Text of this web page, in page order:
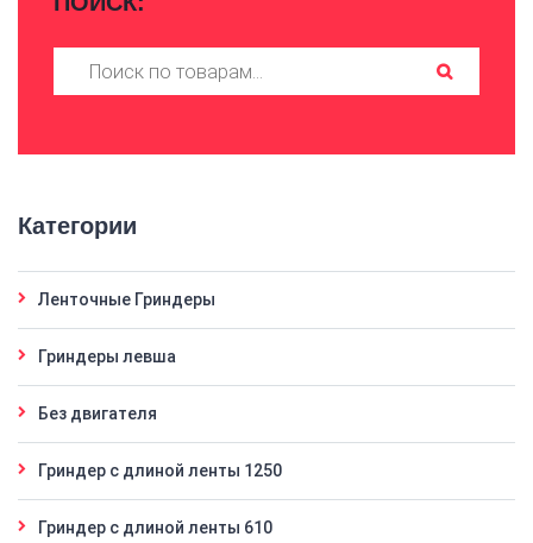
Искать:
Категории
Ленточные Гриндеры
Гриндеры левша
Без двигателя
Гриндер с длиной ленты 1250
Гриндер с длиной ленты 610